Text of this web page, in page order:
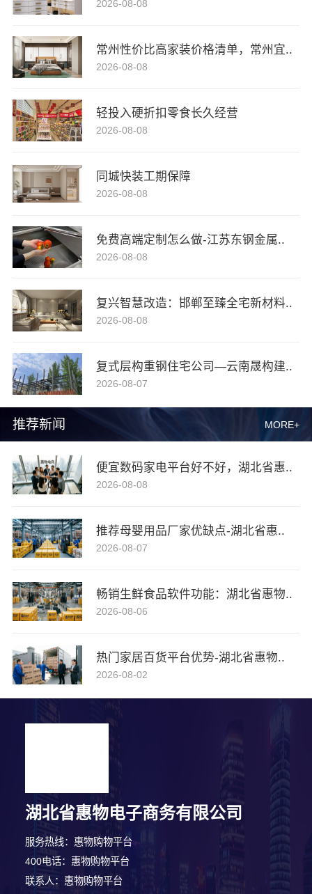
推荐新闻 MORE+
便宜数码家电平台好不好，湖北省惠..
2026-08-08
推荐母婴用品厂家优缺点-湖北省惠..
2026-08-07
畅销生鲜食品软件功能：湖北省惠物..
2026-08-06
热门家居百货平台优势-湖北省惠物..
2026-08-02
2026-08-08
常州性价比高家装价格清单，常州宜..
2026-08-08
轻投入硬折扣零食长久经营
2026-08-08
同城快装工期保障
2026-08-08
免费高端定制怎么做-江苏东钢金属..
2026-08-08
复兴智慧改造：邯郸至臻全宅新材料..
2026-08-08
复式层构重钢住宅公司—云南晟构建..
2026-08-07
湖北省惠物电子商务有限公司
服务热线：惠物购物平台
400电话：惠物购物平台
联系人：惠物购物平台